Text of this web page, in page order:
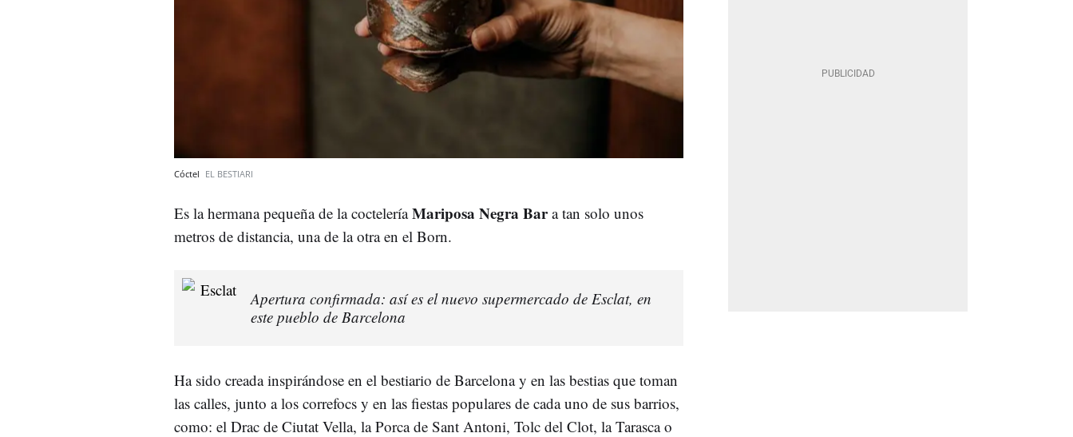
Cóctel EL BESTIARI
Es la hermana pequeña de la cocteleríaMariposa Negra Bara tan solo unos
metros de distancia, una de la otra en el Born.
Apertura confirmada: así es el nuevo supermercado de Esclat, en
este pueblo de Barcelona
Ha sido creada inspirándose en el bestiario de Barcelona y en las bestias que toman
las calles, junto a los correfocs y en las fiestas populares de cada uno de sus barrios,
como: el Drac de Ciutat Vella, la Porca de Sant Antoni, Tolc del Clot, la Tarasca o